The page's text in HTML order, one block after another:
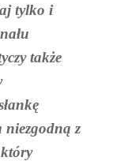
tylko i
także
niezgodną z